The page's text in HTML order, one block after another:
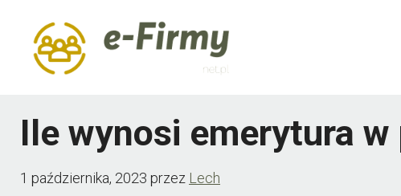
Ile wynosi emerytura w
1 października, 2023 przez Lech